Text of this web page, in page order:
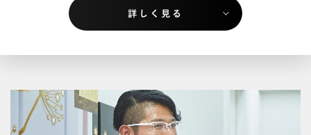
仲間の個性が豊かになるに比例して、「最良の一手」を考えるとき
の融合」から生まれる「質」を求めているのです。
そして私たちが、いつまでも進化と成長を繰り返し、価値を提供し